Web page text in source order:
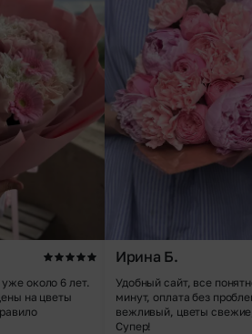
около 6 лет.
на цветы
Ирина Б.
Удобный сайт, все
минут, оплата без
вежливый, цветы
Супер!